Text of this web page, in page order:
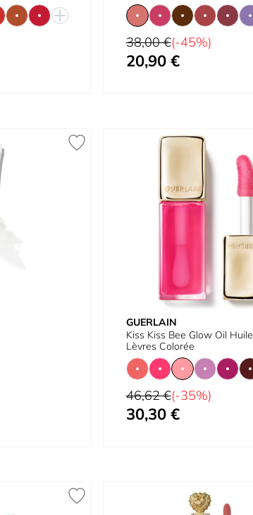
Prix normal
38,00 €(-45%)
À partir de
20,90 €
GUERLAIN
Kiss Kiss Bee Glow Oil
Lèvres Colorée
Prix normal
46,62 €(-35%)
À partir de
30,30 €